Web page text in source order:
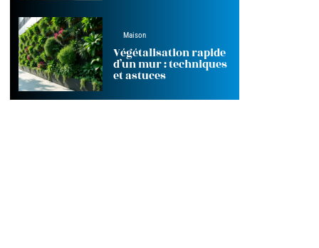
Maison
Végétalisation rapide
d’un mur : techniques
et astuces